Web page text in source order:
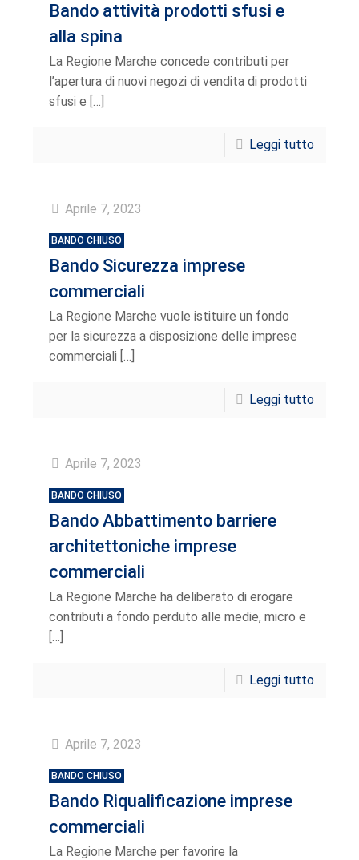
Bando attività prodotti sfusi e
alla spina
La Regione Marche concede contributi per
l’apertura di nuovi negozi di vendita di prodotti
sfusi e […]
Leggi tutto
Aprile 7, 2023
BANDO CHIUSO
Bando Sicurezza imprese
commerciali
La Regione Marche vuole istituire un fondo
per la sicurezza a disposizione delle imprese
commerciali […]
Leggi tutto
Aprile 7, 2023
BANDO CHIUSO
Bando Abbattimento barriere
architettoniche imprese
commerciali
La Regione Marche ha deliberato di erogare
contributi a fondo perduto alle medie, micro e
[…]
Leggi tutto
Aprile 7, 2023
BANDO CHIUSO
Bando Riqualificazione imprese
commerciali
La Regione Marche per favorire la